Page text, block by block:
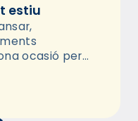
estiu
ocasió per
les…